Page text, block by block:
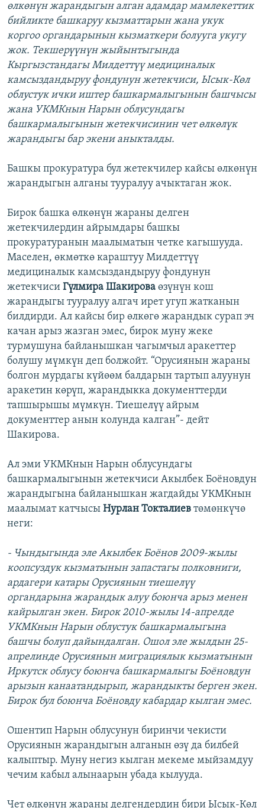
өлкөнүн жарандыгын алган адамдар мамлекеттик
бийликте башкаруу кызматтарын жана укук
коргоо органдарынын кызматкери болууга укугу
жок. Текшерүүнүн жыйынтыгында
Кыргызстандагы Милдеттүү медициналык
камсыздандыруу фондунун жетекчиси, Ысык-Көл
облустук ички иштер башкармалыгынын башчысы
жана УКМКнын Нарын облусундагы
башкармалыгынын жетекчисинин чет өлкөлүк
жарандыгы бар экени аныкталды.
Башкы прокуратура бул жетекчилер кайсы өлкөнүн
жарандыгын алганы тууралуу ачыктаган жок.
Бирок башка өлкөнүн жараны делген
жетекчилердин айрымдары башкы
прокуратуранын маалыматын четке кагышууда.
Маселен, өкмөткө караштуу Милдеттүү
медициналык камсыздандыруу фондунун
жетекчиси Гүлмира Шакирова өзүнүн кош
жарандыгы тууралуу алгач ирет угуп жатканын
билдирди. Ал кайсы бир өлкөгө жарандык сурап эч
качан арыз жазган эмес, бирок муну жеке
турмушуна байланышкан чагымчыл аракеттер
болушу мүмкүн деп болжойт. “Орусиянын жараны
болгон мурдагы күйөөм балдарын тартып алуунун
аракетин көрүп, жарандыкка документтерди
тапшырышы мүмкүн. Тиешелүү айрым
документтер анын колунда калган”- дейт
Шакирова.
Ал эми УКМКнын Нарын облусундагы
башкармалыгынын жетекчиси Акылбек Боёновдун
жарандыгына байланышкан жагдайды УКМКнын
маалымат катчысы Нурлан Токталиев төмөнкүчө
неги:
- Чындыгында эле Акылбек Боёнов 2009-жылы
коопсуздук кызматынын запастагы полковниги,
ардагери катары Орусиянын тиешелүү
органдарына жарандык алуу боюнча арыз менен
кайрылган экен. Бирок 2010-жылы 14-апрелде
УКМКнын Нарын облустук башкармалыгына
башчы болуп дайындалган. Ошол эле жылдын 25-
апрелинде Орусиянын миграциялык кызматынын
Иркутск облусу боюнча башкармалыгы Боёновдун
арызын канаатандырып, жарандыкты берген экен.
Бирок бул боюнча Боёновду кабардар кылган эмес.
Ошентип Нарын облусунун биринчи чекисти
Орусиянын жарандыгын алганын өзү да билбей
калыптыр. Муну негиз кылган мекеме мыйзамдуу
чечим кабыл алынаарын убада кылууда.
Чет өлкөнүн жараны делгендердин бири Ысык-Көл